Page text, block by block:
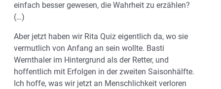
einfach besser gewesen, die Wahrheit zu erzählen?
(…)
Aber jetzt haben wir Rita Quiz eigentlich da, wo sie
vermutlich von Anfang an sein wollte. Basti
Wernthaler im Hintergrund als der Retter, und
hoffentlich mit Erfolgen in der zweiten Saisonhälfte.
Ich hoffe, was wir jetzt an Menschlichkeit verloren